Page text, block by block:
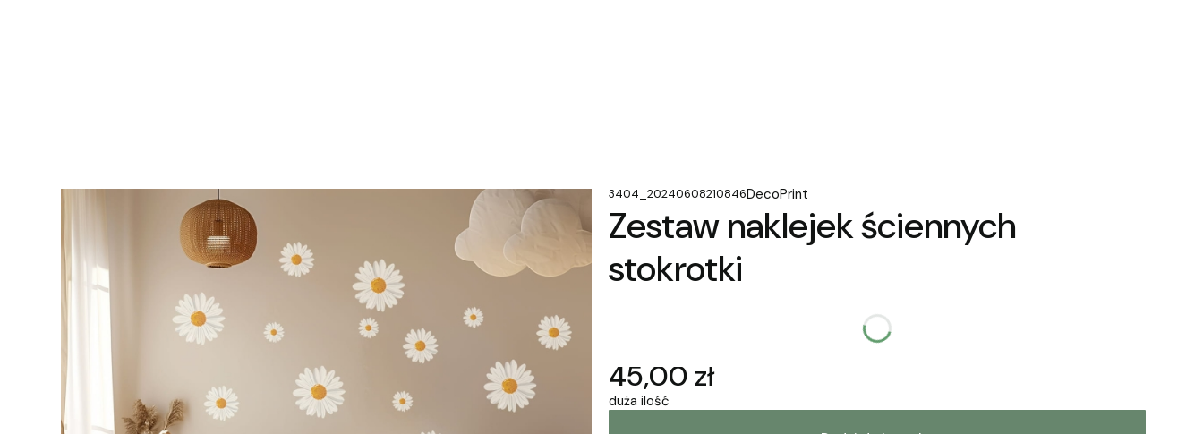
3404_20240608210846DecoPrint
Zestaw naklejek ściennych
stokrotki
Cena
45,00 zł
duża ilość